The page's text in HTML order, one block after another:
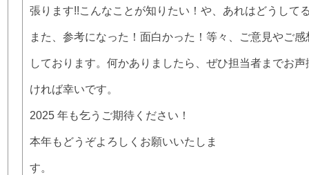
張ります!!こんなことが知りたい！や、あれはどうして
また、参考になった！面白かった！等々、ご意見やご
しております。何かありましたら、ぜひ担当者までお
ければ幸いです。
2025 年も乞うご期待ください！
本年もどうぞよろしくお願いいたしま
す